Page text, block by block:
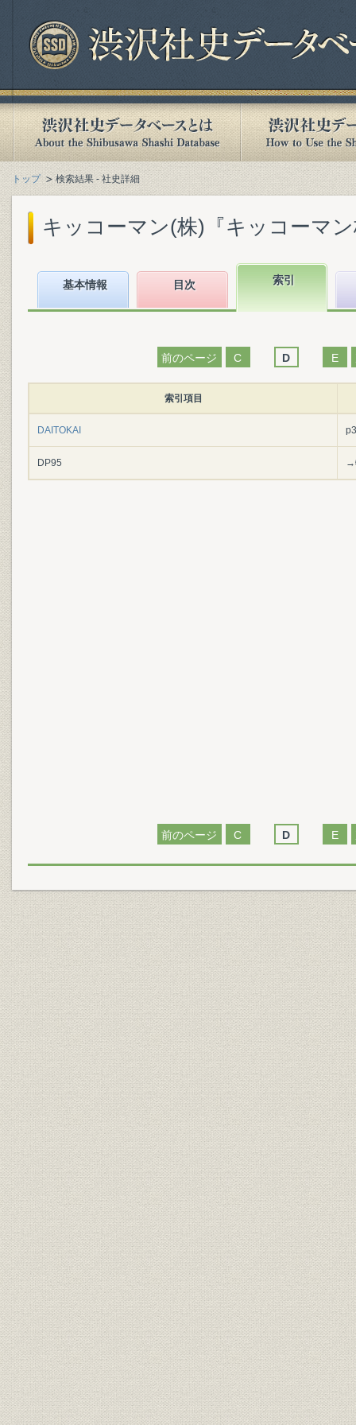
トップ 検索結果 - 社史詳細
キッコーマン(株)『キッコーマ
基本情報 目次 索引
前のページ C D E
索引項目
DAITOKAI
DP95 →
前のページ C D E